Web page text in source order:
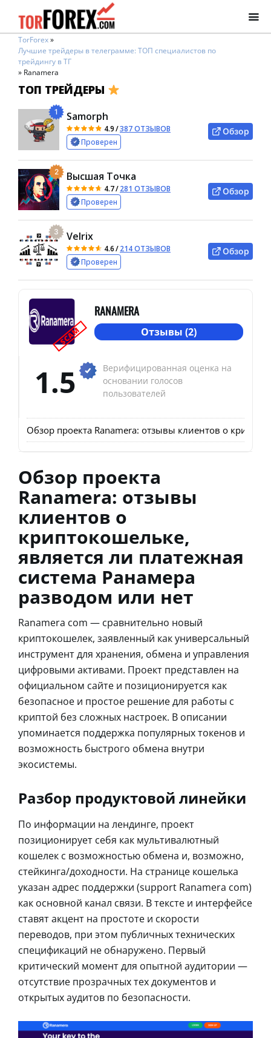
TorForex»
Лучшие трейдеры в телеграмме: ТОП специалистов по
трейдингу в ТГ
» Ranamera
ТОП ТРЕЙДЕРЫ
1 Samorph
4.9/387 ОТЗЫВОВ
Проверен
Обзор
2 Высшая Точка
4.7/281 ОТЗЫВОВ
Проверен
Обзор
3 Velrix
4.6/214 ОТЗЫВОВ
Проверен
Обзор
SCAM
RANAMERA
Отзывы (2)
1.5
Верифицированная оценка на
основании голосов
пользователей
Обзор проекта Ranamera: отзывы клиентов о
Обзор проекта
Ranamera: отзывы
клиентов о
криптокошельке,
является ли платежная
система Ранамера
разводом или нет
Ranamera com — сравнительно новый
криптокошелек, заявленный как универсальный
инструмент для хранения, обмена и управления
цифровыми активами. Проект представлен на
официальном сайте и позиционируется как
безопасное и простое решение для работы с
криптой без сложных настроек. В описании
упоминается поддержка популярных токенов и
возможность быстрого обмена внутри
экосистемы.
Разбор продуктовой линейки
По информации на лендинге, проект
позиционирует себя как мультивалютный
кошелек с возможностью обмена и, возможно,
стейкинга/доходности. На странице кошелька
указан адрес поддержки (support Ranamera com)
как основной канал связи. В тексте и интерфейсе
ставят акцент на простоте и скорости
переводов, при этом публичных технических
спецификаций не обнаружено. Первый
критический момент для опытной аудитории —
отсутствие прозрачных тех документов и
открытых аудитов по безопасности.